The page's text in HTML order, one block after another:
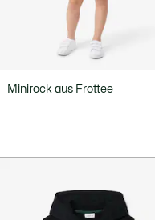
Minirock aus Frottee